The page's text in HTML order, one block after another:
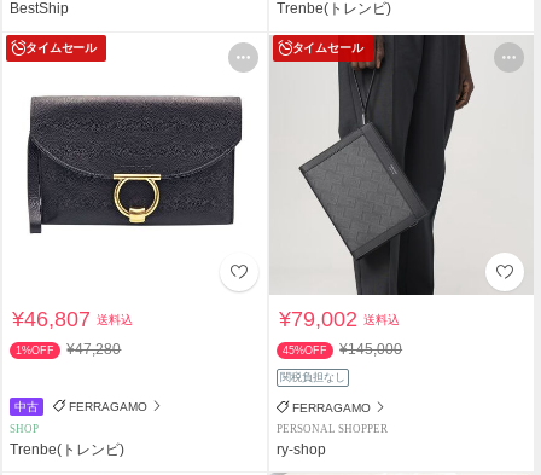
BestShip Trenbe(トレンビ)
タイムセール
¥46,807送料込
1%OFF ¥47,280
中古 FERRAGAMO
SHOP
Trenbe(トレンビ)
タイムセール
¥79,002送料込
45%OFF ¥145,000
関税負担なし
FERRAGAMO
PERSONAL SHOPPER
ry-shop